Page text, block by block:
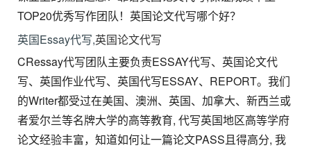
TOP20优秀写作团队！英国论文代写哪个好？
英国Essay代写,英国论文代写
CRessay代写团队主要负责ESSAY代写、英国论文代
写、英国作业代写、英国代写ESSAY、REPORT。我们
的Writer都受过在美国、澳洲、英国、加拿大、新西兰或
者爱尔兰等名牌大学的高等教育, 代写英国地区高等学府
论文经验丰富，知道如何让一篇论文PASS且得高分, 我